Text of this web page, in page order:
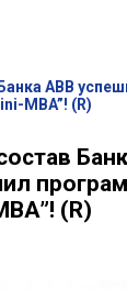
ABB
MBA”! (R)
(R)